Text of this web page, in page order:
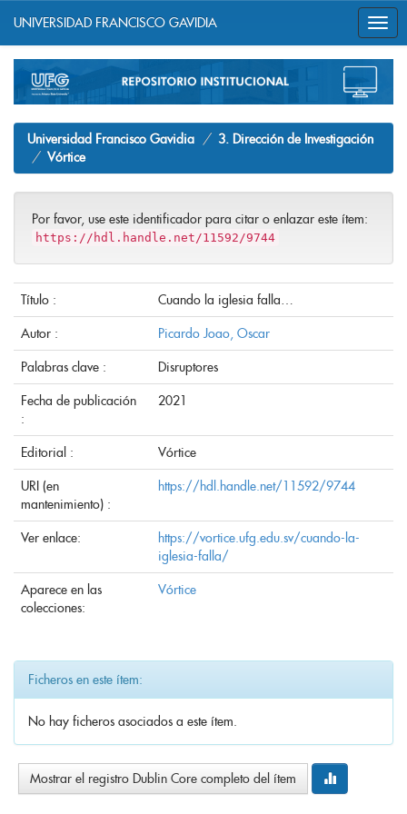
navigation
UNIVERSIDAD FRANCISCO GAVIDIA
Universidad Francisco Gavidia
3. Dirección de Investigación
Vórtice
Por favor, use este identificador para citar o enlazar este ítem:
https://hdl.handle.net/11592/9744
Título : Cuando la iglesia falla…
Autor : Picardo Joao, Oscar
Palabras clave : Disruptores
Fecha de publicación
:
2021
Editorial : Vórtice
URI (en
mantenimiento) :
https://hdl.handle.net/11592/9744
Ver enlace:
https://vortice.ufg.edu.sv/cuando-la-
iglesia-falla/
Aparece en las
colecciones:
Vórtice
Ficheros en este ítem:
No hay ficheros asociados a este ítem.
Mostrar el registro Dublin Core completo del ítem